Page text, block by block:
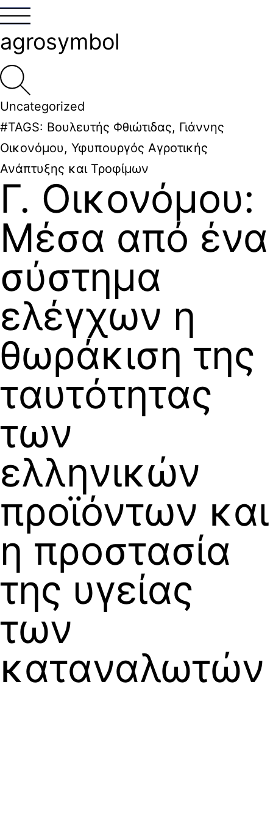
agrosymbol
Uncategorized
#TAGS: Βουλευτής Φθιώτιδας, Γιάννης
Οικονόμου, Υφυπουργός Αγροτικής
Ανάπτυξης και Τροφίμων
Γ. Οικονόμου:
Μέσα από ένα
σύστημα
ελέγχων η
θωράκιση της
ταυτότητας
των
ελληνικών
προϊόντων και
η προστασία
της υγείας
των
καταναλωτών